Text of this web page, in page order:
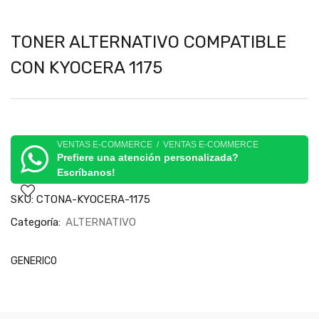
TONER ALTERNATIVO COMPATIBLE
CON KYOCERA 1175
VENTAS E-COMMERCE / VENTAS E-COMMERCE
Prefiere una atención personalizada?
Escríbanos!
SKU: CTONA-KYOCERA-1175
Categoría: ALTERNATIVO
GENERICO